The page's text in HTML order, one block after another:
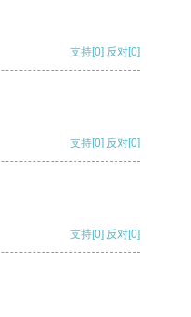
支持[0] 反对[0]
支持[0] 反对[0]
支持[0] 反对[0]